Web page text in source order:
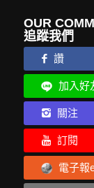
OUR
追蹤我們
讚
加入好
關注
訂閱
電子報